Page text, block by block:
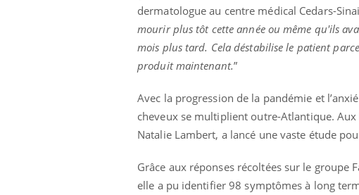
dermatologue au centre médical Cedars-
mourir plus tôt cette année ou même qu'ils
mois plus tard. Cela déstabilise le patient
produit maintenant.”
Avec la progression de la pandémie et
cheveux se multiplient outre-Atlantique. Aux
Natalie Lambert, a lancé une vaste étude
Grâce aux réponses récoltées sur le groupe
elle a pu identifier 98 symptômes à long